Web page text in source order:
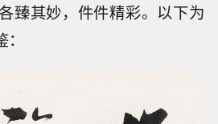
臻其妙，件件精彩。以下为